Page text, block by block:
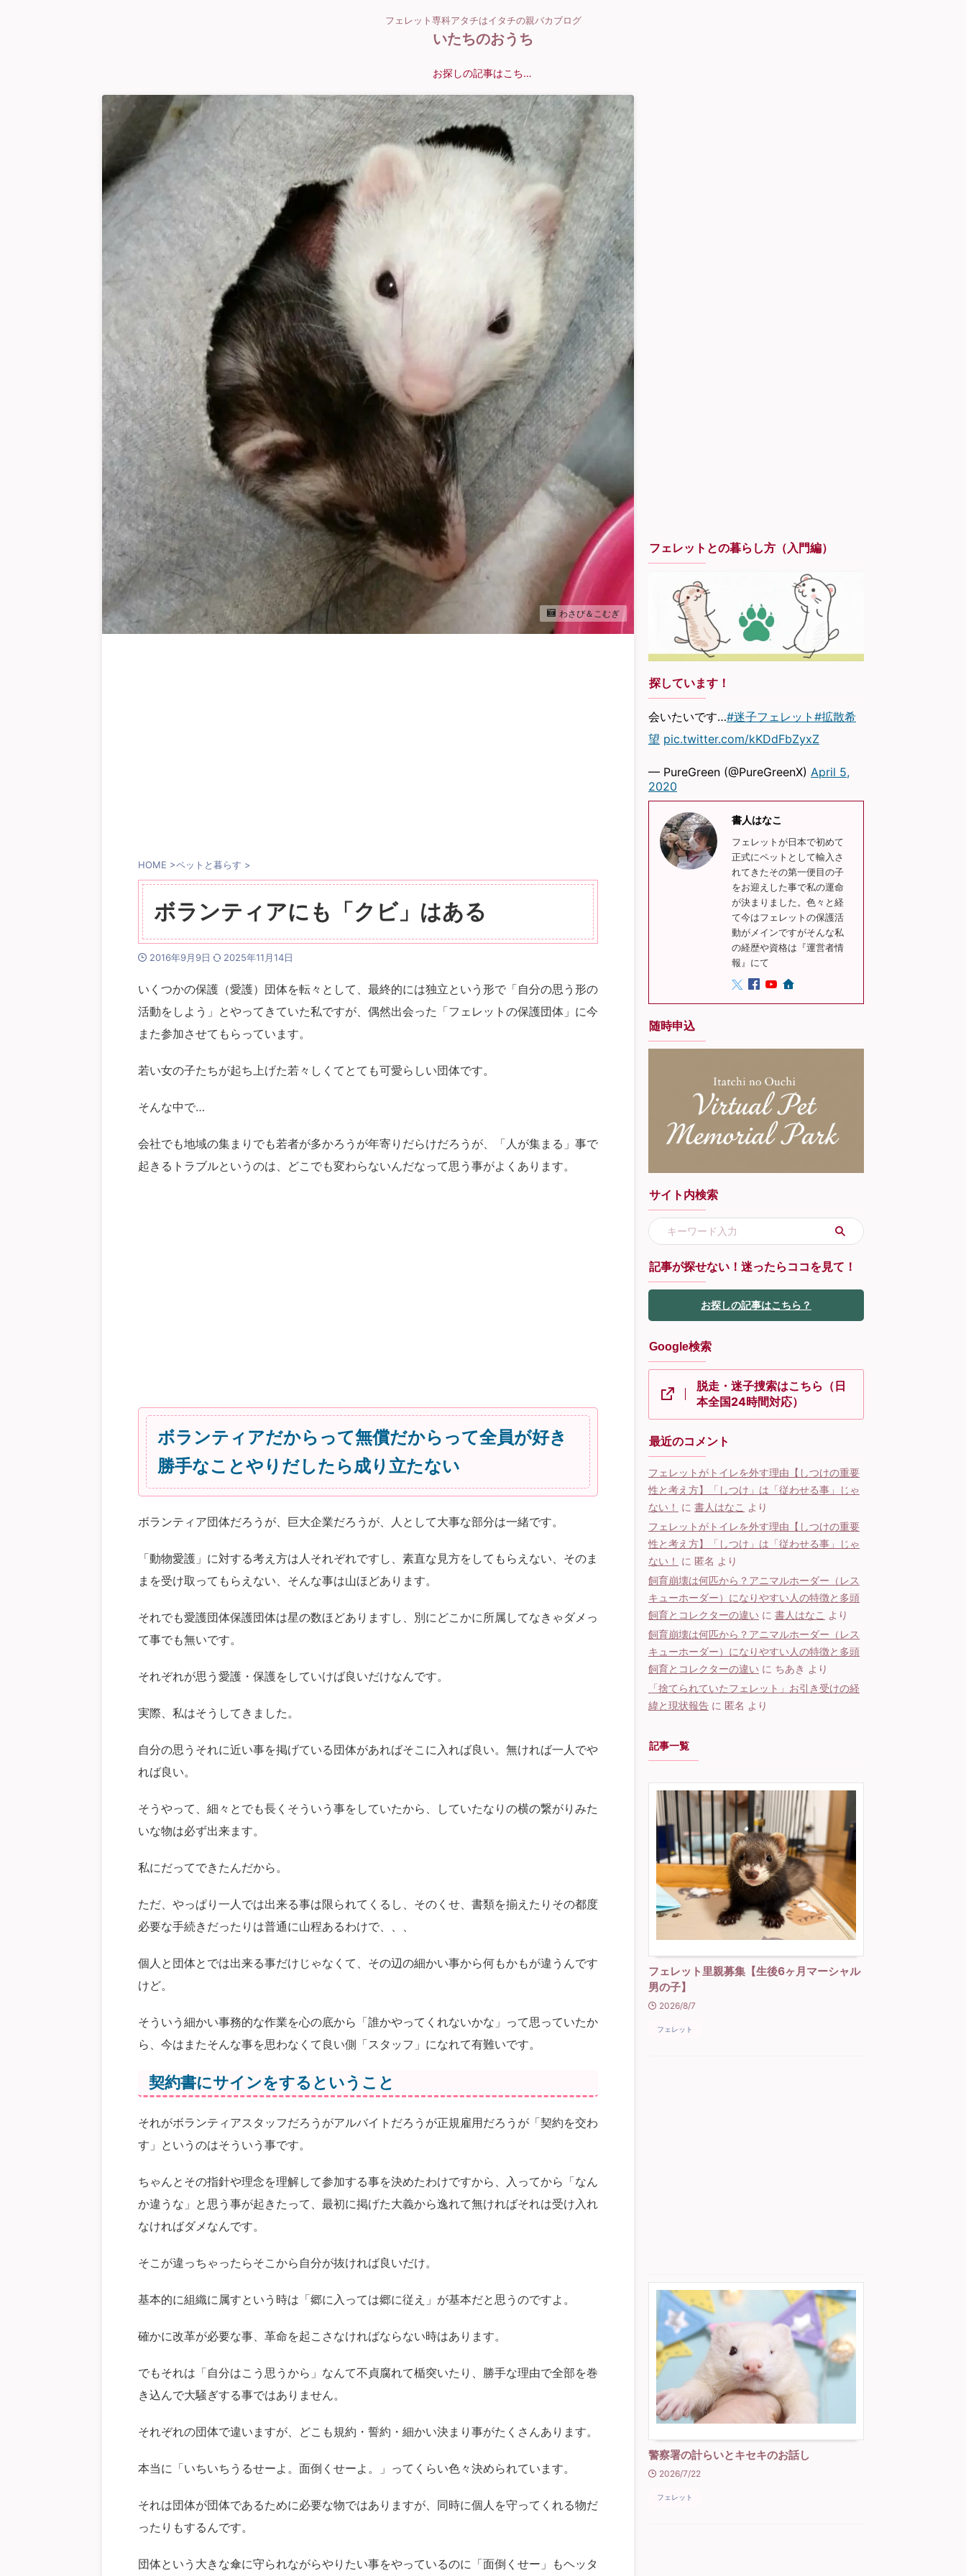
フェレット専科アタチはイタチの親バカブログ
いたちのおうち
お探しの記事はこちら？
わさび＆こむぎ
HOME >ペットと暮らす >
ボランティアにも「クビ」はある
2016年9月9日 2025年11月14日
いくつかの保護（愛護）団体を転々として、最終的には独立という形で「自分の思う形の
活動をしよう」とやってきていた私ですが、偶然出会った「フェレットの保護団体」に今
また参加させてもらっています。
若い女の子たちが起ち上げた若々しくてとても可愛らしい団体です。
そんな中で…
会社でも地域の集まりでも若者が多かろうが年寄りだらけだろうが、「人が集まる」事で
起きるトラブルというのは、どこでも変わらないんだなって思う事がよくあります。
ボランティアだからって無償だからって全員が好き
勝手なことやりだしたら成り立たない
ボランティア団体だろうが、巨大企業だろうが、人として大事な部分は一緒です。
「動物愛護」に対する考え方は人それぞれですし、素直な見方をしてもらえない、そのま
まを受け取ってもらえない、そんな事は山ほどあります。
それでも愛護団体保護団体は星の数ほどありますし、別にどこかに所属してなきゃダメっ
て事でも無いです。
それぞれが思う愛護・保護をしていけば良いだけなんです。
実際、私はそうしてきました。
自分の思うそれに近い事を掲げている団体があればそこに入れば良い。無ければ一人でや
れば良い。
そうやって、細々とでも長くそういう事をしていたから、していたなりの横の繋がりみた
いな物は必ず出来ます。
私にだってできたんだから。
ただ、やっぱり一人では出来る事は限られてくるし、そのくせ、書類を揃えたりその都度
必要な手続きだったりは普通に山程あるわけで、、、
個人と団体とでは出来る事だけじゃなくて、その辺の細かい事から何もかもが違うんです
けど。
そういう細かい事務的な作業を心の底から「誰かやってくれないかな」って思っていたか
ら、今はまたそんな事を思わなくて良い側「スタッフ」になれて有難いです。
契約書にサインをするということ
それがボランティアスタッフだろうがアルバイトだろうが正規雇用だろうが「契約を交わ
す」というのはそういう事です。
ちゃんとその指針や理念を理解して参加する事を決めたわけですから、入ってから「なん
か違うな」と思う事が起きたって、最初に掲げた大義から逸れて無ければそれは受け入れ
なければダメなんです。
そこが違っちゃったらそこから自分が抜ければ良いだけ。
基本的に組織に属すという時は「郷に入っては郷に従え」が基本だと思うのですよ。
確かに改革が必要な事、革命を起こさなければならない時はあります。
でもそれは「自分はこう思うから」なんて不貞腐れて楯突いたり、勝手な理由で全部を巻
き込んで大騒ぎする事ではありません。
それぞれの団体で違いますが、どこも規約・誓約・細かい決まり事がたくさんあります。
本当に「いちいちうるせーよ。面倒くせーよ。」ってくらい色々決められています。
それは団体が団体であるために必要な物ではありますが、同時に個人を守ってくれる物だ
ったりもするんです。
団体という大きな傘に守られながらやりたい事をやっているのに「面倒くせー」もヘッタ
フェレットとの暮らし方（入門編）
探しています！
会いたいです…#迷子フェレット #拡散希
望 pic.twitter.com/kKDdFbZyxZ
— PureGreen (@PureGreenX) April 5,
2020
書人はなこ
フェレットが日本で初めて
正式にペットとして輸入さ
れてきたその第一便目の子
をお迎えした事で私の運命
が決まりました。色々と経
て今はフェレットの保護活
動がメインですがそんな私
の経歴や資格は『運営者情
報』にて
随時申込
サイト内検索
記事が探せない！迷ったらココを見て！
お探しの記事はこちら？
Google検索
脱走・迷子捜索はこちら（日
本全国24時間対応）
最近のコメント
フェレットがトイレを外す理由【しつけの重要
性と考え方】「しつけ」は「従わせる事」じゃ
ない！
に 書人はなこ より
フェレットがトイレを外す理由【しつけの重要
性と考え方】「しつけ」は「従わせる事」じゃ
ない！
に 匿名 より
飼育崩壊は何匹から？アニマルホーダー（レス
キューホーダー）になりやすい人の特徴と多頭
飼育とコレクターの違い に 書人はなこ より
飼育崩壊は何匹から？アニマルホーダー（レス
キューホーダー）になりやすい人の特徴と多頭
飼育とコレクターの違い に ちあき より
「捨てられていたフェレット」お引き受けの経
緯と現状報告 に 匿名 より
記事一覧
フェレット里親募集【生後6ヶ月マーシャル
男の子】
2026/8/7
フェレット
警察署の計らいとキセキのお話し
2026/7/22
フェレット